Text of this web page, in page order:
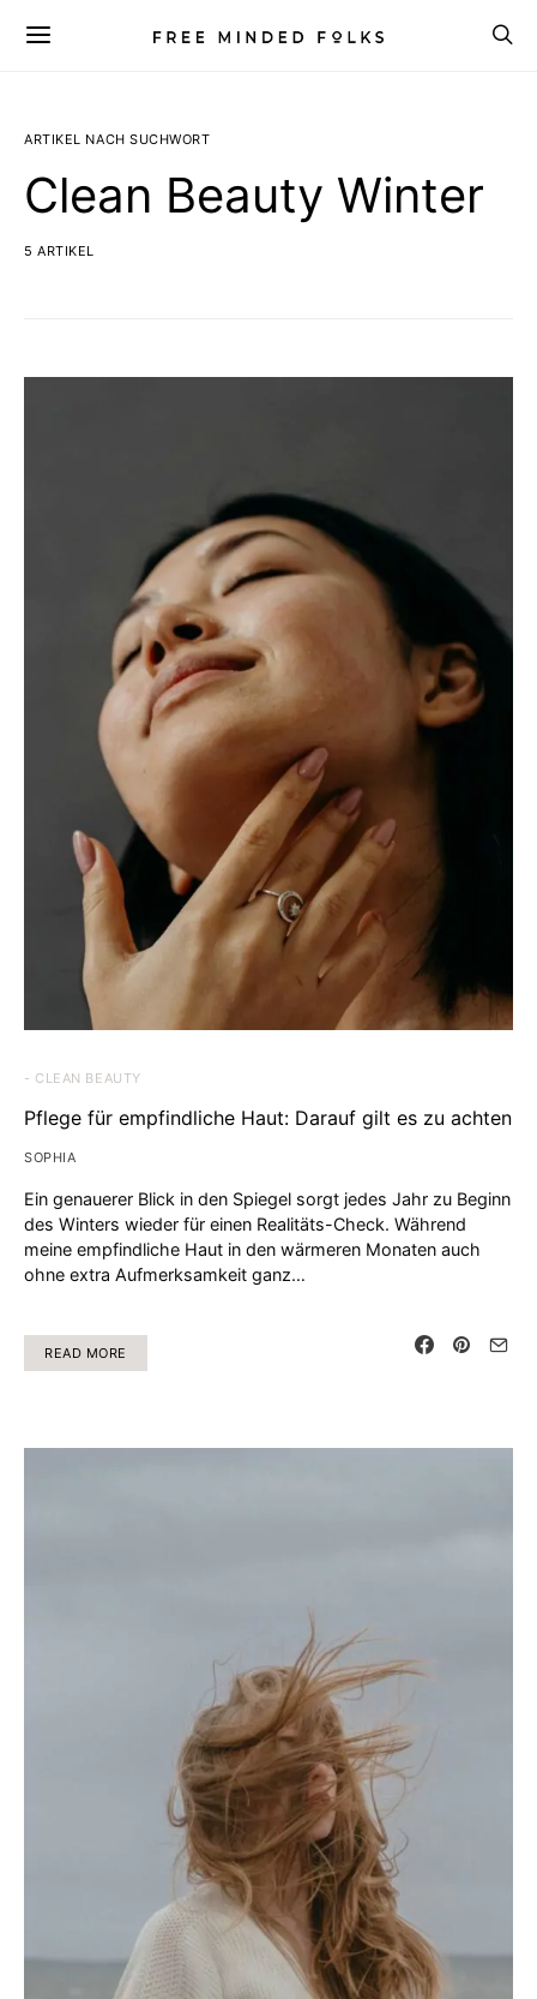
ARTIKEL NACH SUCHWORT
Clean Beauty Winter
5 ARTIKEL
- CLEAN BEAUTY
Pflege für empfindliche Haut: Darauf gilt es zu achten
SOPHIA
Ein genauerer Blick in den Spiegel sorgt jedes Jahr zu Beginn
des Winters wieder für einen Realitäts-Check. Während
meine empfindliche Haut in den wärmeren Monaten auch
ohne extra Aufmerksamkeit ganz…
READ MORE